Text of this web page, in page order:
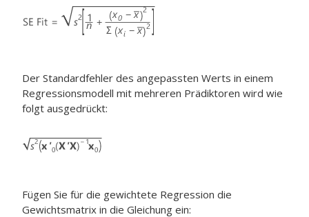
Der Standardfehler des angepassten Werts in einem
Regressionsmodell mit mehreren Prädiktoren wird wie
folgt ausgedrückt:
Fügen Sie für die gewichtete Regression die
Gewichtsmatrix in die Gleichung ein: